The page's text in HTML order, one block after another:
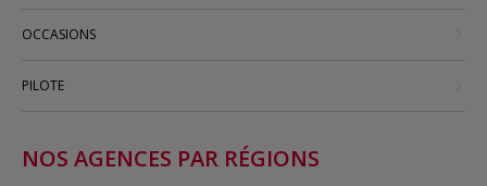
OCCASIONS
PILOTE
NOS AGENCES PAR RÉGIONS